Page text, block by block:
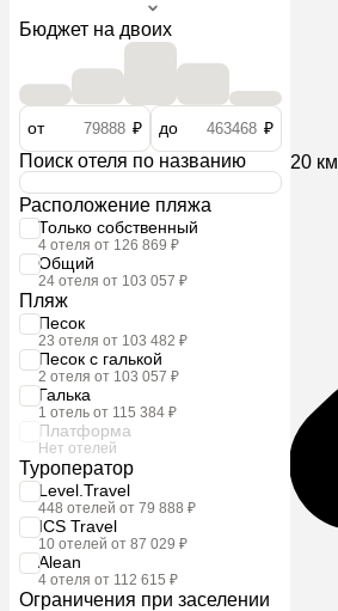
Бюджет на двоих
от ₽ до ₽
Поиск отеля по названию
Расположение пляжа
Только собственный
4 отеля от 126 869 ₽
Общий
24 отеля от 103 057 ₽
Пляж
Песок
23 отеля от 103 482 ₽
Песок с галькой
2 отеля от 103 057 ₽
Галька
1 отель от 115 384 ₽
Платформа
Нет отелей
Туроператор
Level.Travel
448 отелей от 79 888 ₽
ICS Travel
10 отелей от 87 029 ₽
Alean
4 отеля от 112 615 ₽
Ограничения при заселении
20 км